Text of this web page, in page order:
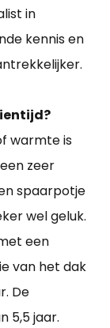
in
kennis en
warmte is
zeer
spaarpotje
wel geluk.
een
van het dak
De
5,5 jaar.